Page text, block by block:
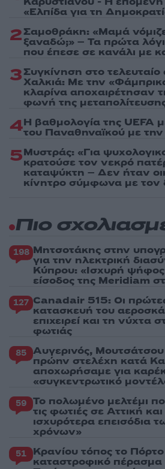
«Ελπίδα για τη
2Σαμοθράκη: «Μαμά
ξαναδώ;» – Τα πρώτα
που έπεσε σε κανάλι με
3Συγκίνηση στο
Χαλκιά: Με την
κλαρίνα αποχαιρέτησαν
φωνή της
4Η βαθμολογία της UEFA
του Παναθηναϊκού με
5Μυστράς: «Για
κρατούσε τον νεκρό
καταψύκτη – Δεν ήταν
κίνητρο σύμφωνα με τον
Πιο
198 Μητσοτάκης στην
για την ηλεκτρική
Κύπρου: «Ισχυρή
είσοδος της Meridiam
127 Canadair 515: Οι
κατασκευή του
επιχειρεί και τη νύχτα
φωτιάς
85 Αυγερινός,
πρώην στελέχη κατά
αποχωρήσαμε για
«συγκεντρωτικό
59 Το πολωμένο μελτέμι
τις φωτιές σε Αττική
ισχυρότερα επεισόδια
χρόνων»
51 Κρανίου τόπος το
καταστροφικό πέρασμα